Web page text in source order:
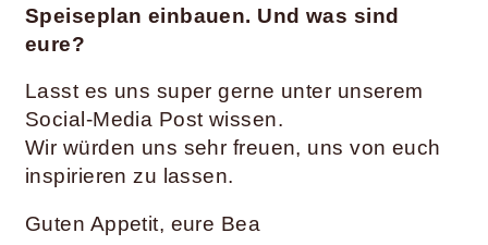
Speiseplan einbauen. Und was sind
eure?
Lasst es uns super gerne unter unserem
Social-Media Post wissen.
Wir würden uns sehr freuen, uns von euch
inspirieren zu lassen.
Guten Appetit, eure Bea